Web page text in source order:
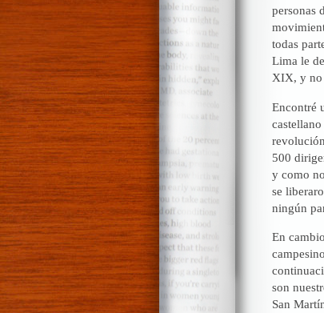
personas
todas
Lima le
XIX, y no
Encontré
500
y como
se
ningún
En
son
San